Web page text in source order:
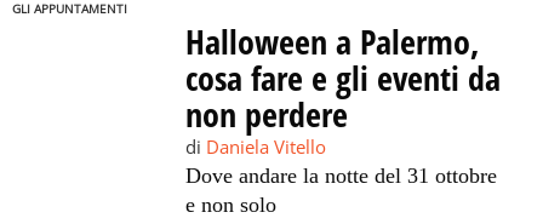
GLI APPUNTAMENTI
Halloween a Palermo,
cosa fare e gli eventi da
non perdere
di Daniela Vitello
Dove andare la notte del 31 ottobre
e non solo